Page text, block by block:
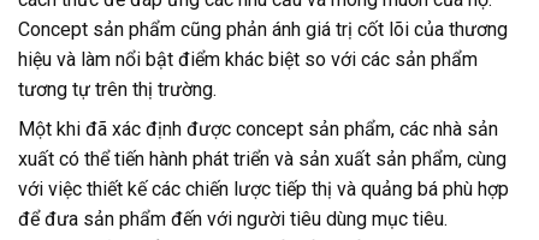
Concept sản phẩm cũng phản ánh giá trị cốt lõi của thương
hiệu và làm nổi bật điểm khác biệt so với các sản phẩm
tương tự trên thị trường.
Một khi đã xác định được concept sản phẩm, các nhà sản
xuất có thể tiến hành phát triển và sản xuất sản phẩm, cùng
với việc thiết kế các chiến lược tiếp thị và quảng bá phù hợp
để đưa sản phẩm đến với người tiêu dùng mục tiêu.